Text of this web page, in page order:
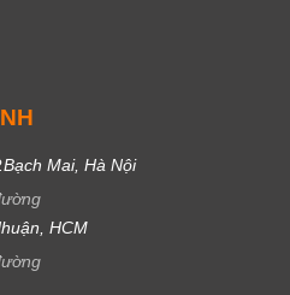
Mai, Hà Nội
HCM